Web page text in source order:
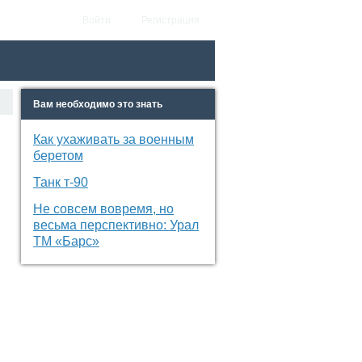
Вам необходимо это знать
Как ухаживать за военным
беретом
Танк т-90
Не совсем вовремя, но
весьма перспективно: Урал
ТМ «Барс»